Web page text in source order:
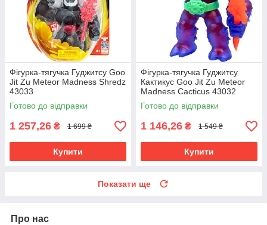
Фігурка-тягучка Гуджитсу Goo
Jit Zu Meteor Madness Shredz
43033
Готово до відправки
1 257,26 ₴ 1 699 ₴
Купити
Фігурка-тягучка Гуджитсу
Кактикус Goo Jit Zu Meteor
Madness Cacticus 43032
Готово до відправки
1 146,26 ₴ 1 549 ₴
Купити
Показати ще
Про нас